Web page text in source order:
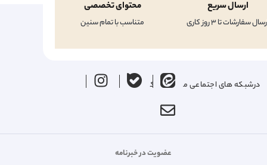
ارسال سریع
سفارشات تا 3 روز کاری
محتوای تخصصی
متناسب با تمام سنین
درشبکه های اجتماعی ما را دنبال کنید
عضویت در خبرنامه